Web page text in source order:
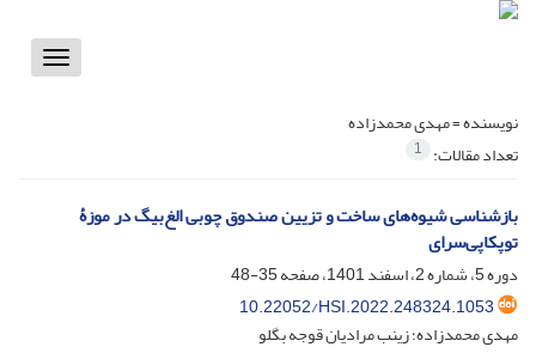
Toggle
نویسنده =مهدی محمدزاده
تعداد مقالات: 1
بازشناسی شیوه‌‌های ساخت و تزیین صندوق چوبی الغ‌بیگ در موزۀ
توپکاپی‌سرای
دوره 5، شماره 2، اسفند 1401، صفحه
35-48
10.22052/HSI.2022.248324.1053
مهدی محمدزاده؛ زینب مرادیان قوجه بگلو